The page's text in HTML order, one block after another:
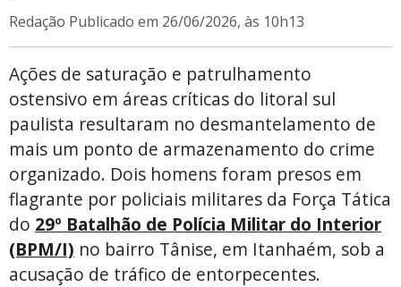
Redação Publicado em 26/06/2026, às 10h13
Ações de saturação e patrulhamento
ostensivo em áreas críticas do litoral sul
paulista resultaram no desmantelamento de
mais um ponto de armazenamento do crime
organizado. Dois homens foram presos em
flagrante por policiais militares da Força Tática
do 29º Batalhão de Polícia Militar do Interior
(BPM/I) no bairro Tânise, em Itanhaém, sob a
acusação de tráfico de entorpecentes.